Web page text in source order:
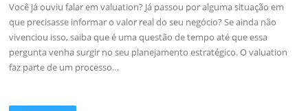
Você já ouviu falar em valuation? Já passou por alguma situação em
que precisasse informar o valor real do seu negócio? Se ainda não
vivenciou isso, saiba que é uma questão de tempo até que essa
pergunta venha surgir no seu planejamento estratégico. O valuation
faz parte de um processo…